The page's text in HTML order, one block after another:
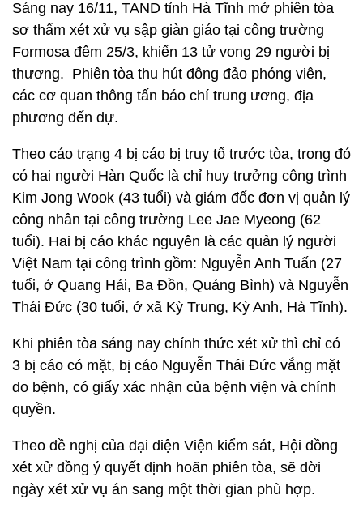
Sáng nay 16/11, TAND tỉnh Hà Tĩnh mở phiên tòa
sơ thẩm xét xử vụ sập giàn giáo tại công trường
Formosa đêm 25/3, khiến 13 tử vong 29 người bị
thương. Phiên tòa thu hút đông đảo phóng viên,
các cơ quan thông tấn báo chí trung ương, địa
phương đến dự.
Theo cáo trạng 4 bị cáo bị truy tố trước tòa, trong đó
có hai người Hàn Quốc là chỉ huy trưởng công trình
Kim Jong Wook (43 tuổi) và giám đốc đơn vị quản lý
công nhân tại công trường Lee Jae Myeong (62
tuổi). Hai bị cáo khác nguyên là các quản lý người
Việt Nam tại công trình gồm: Nguyễn Anh Tuấn (27
tuổi, ở Quang Hải, Ba Đồn, Quảng Bình) và Nguyễn
Thái Đức (30 tuổi, ở xã Kỳ Trung, Kỳ Anh, Hà Tĩnh).
Khi phiên tòa sáng nay chính thức xét xử thì chỉ có
3 bị cáo có mặt, bị cáo Nguyễn Thái Đức vắng mặt
do bệnh, có giấy xác nhận của bệnh viện và chính
quyền.
Theo đề nghị của đại diện Viện kiểm sát, Hội đồng
xét xử đồng ý quyết định hoãn phiên tòa, sẽ dời
ngày xét xử vụ án sang một thời gian phù hợp.